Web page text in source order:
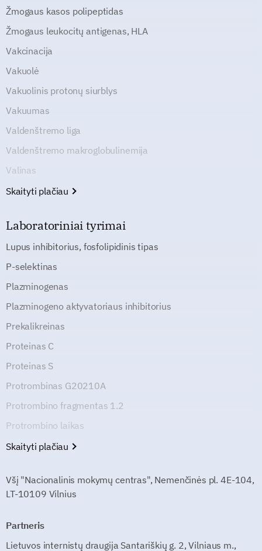
Žmogaus kasos polipeptidas
Žmogaus leukocitų antigenas, HLA
Vakcinacija
Vakuolė
Vakuolinis protonų siurblys
Vakuumas
Valdenštremo liga
Valdenštremo makroglobulinemija
Valinas
Skaityti plačiau
Laboratoriniai tyrimai
Lupus inhibitorius, fosfolipidinis tipas
P-selektinas
Plazminogenas
Plazminogeno aktyvatoriaus inhibitorius
Prekalikreinas
Proteinas C
Proteinas S
Protrombinas G20210A
Protrombino fragmentas 1.2
Protrombino laikas
Skaityti plačiau
Všį "Nacionalinis mokymų centras", Nemenčinės pl. 4E-104,
LT-10109 Vilnius
Partneris
Lietuvos internistų draugija Santariškių g. 2, Vilniaus m.,